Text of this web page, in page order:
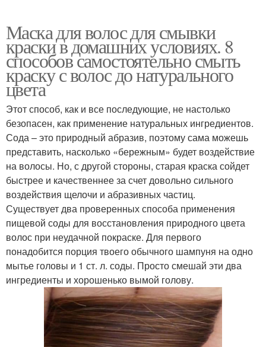
Маска для волос для смывки
краски в домашних условиях. 8
способов самостоятельно смыть
краску с волос до натурального
цвета
Этот способ, как и все последующие, не настолько
безопасен, как применение натуральных ингредиентов.
Сода – это природный абразив, поэтому сама можешь
представить, насколько «бережным» будет воздействие
на волосы. Но, с другой стороны, старая краска сойдет
быстрее и качественнее за счет довольно сильного
воздействия щелочи и абразивных частиц.
Существует два проверенных способа применения
пищевой соды для восстановления природного цвета
волос при неудачной покраске. Для первого
понадобится порция твоего обычного шампуня на одно
мытье головы и 1 ст. л. соды. Просто смешай эти два
ингредиенты и хорошенько вымой голову.